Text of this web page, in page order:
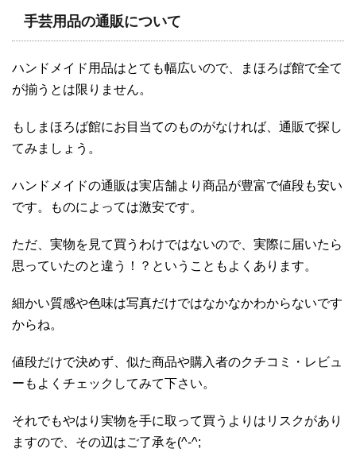
手芸用品の通販について
ハンドメイド用品はとても幅広いので、まほろば館で全て
が揃うとは限りません。
もしまほろば館にお目当てのものがなければ、通販で探し
てみましょう。
ハンドメイドの通販は実店舗より商品が豊富で値段も安い
です。ものによっては激安です。
ただ、実物を見て買うわけではないので、実際に届いたら
思っていたのと違う！？ということもよくあります。
細かい質感や色味は写真だけではなかなかわからないです
からね。
値段だけで決めず、似た商品や購入者のクチコミ・レビュ
ーもよくチェックしてみて下さい。
それでもやはり実物を手に取って買うよりはリスクがあり
ますので、その辺はご了承を(^-^;